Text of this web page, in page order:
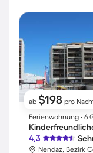
ab $198 pro
Ferienwohnung ∙ 6
4,3
Nendaz, Bezirk